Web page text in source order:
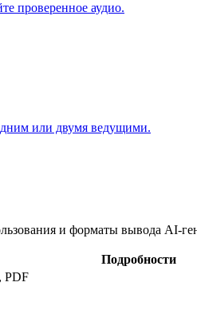
проверенное аудио.
или двумя ведущими.
и форматы вывода AI-
Подробности
PDF